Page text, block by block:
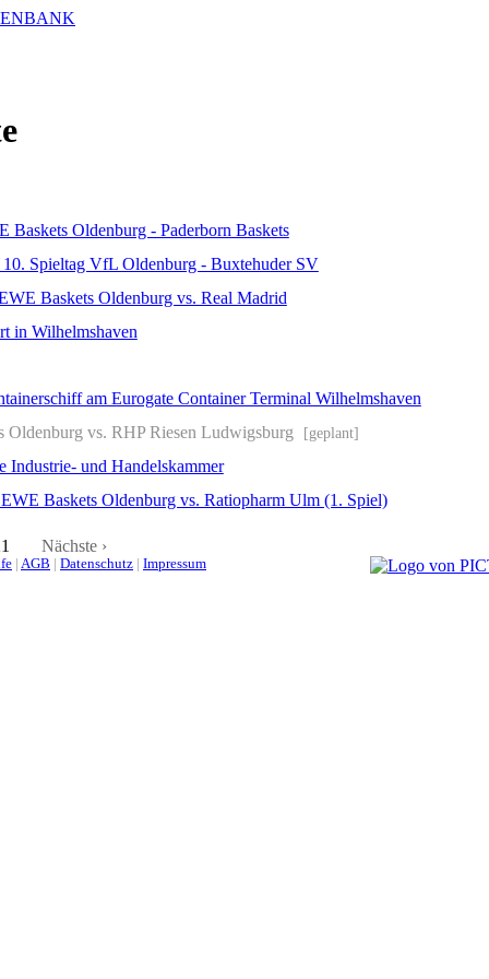
Baskets Oldenburg - Paderborn Baskets
Spieltag VfL Oldenburg - Buxtehuder SV
Baskets Oldenburg vs. Real Madrid
in Wilhelmshaven
am Eurogate Container Terminal Wilhelmshaven
vs. RHP Riesen Ludwigsburg
[geplant]
Industrie- und Handelskammer
Baskets Oldenburg vs. Ratiopharm Ulm (1. Spiel)
Nächste ›
AGB Datenschutz Impressum